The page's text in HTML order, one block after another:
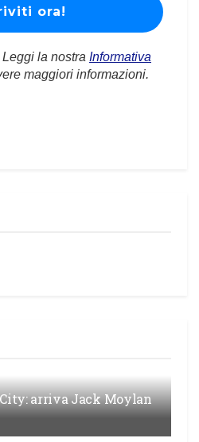
la nostra Informativa
maggiori informazioni.
arriva Jack Moylan